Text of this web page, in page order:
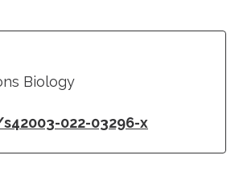
Biology
022-03296-x